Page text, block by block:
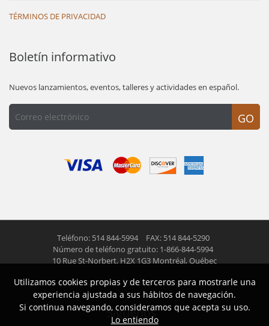
TÉRMINOS DE PRIVACIDAD
Boletín informativo
Nuevos lanzamientos, eventos, talleres y actividades en español.
GO
Teléfono: 514 844-5994
FAX: 514 844-5290
Número de teléfono gratuito: 1-866-844-5994
10 Rue St-Norbert, H2X 1G3 Montréal, Québec
© 2026 Las Americas inc. Todos los derechos reservados
Siguenos
Utilizamos cookies propias y de terceros para mostrarle una
experiencia ajustada a sus hábitos de navegación.
Si continua navegando, consideramos que acepta su uso.
Lo entiendo